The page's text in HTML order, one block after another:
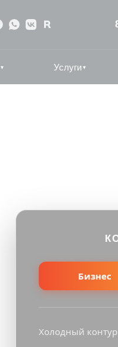
▾ Услуги ▾
Бизнес
Холодный контур